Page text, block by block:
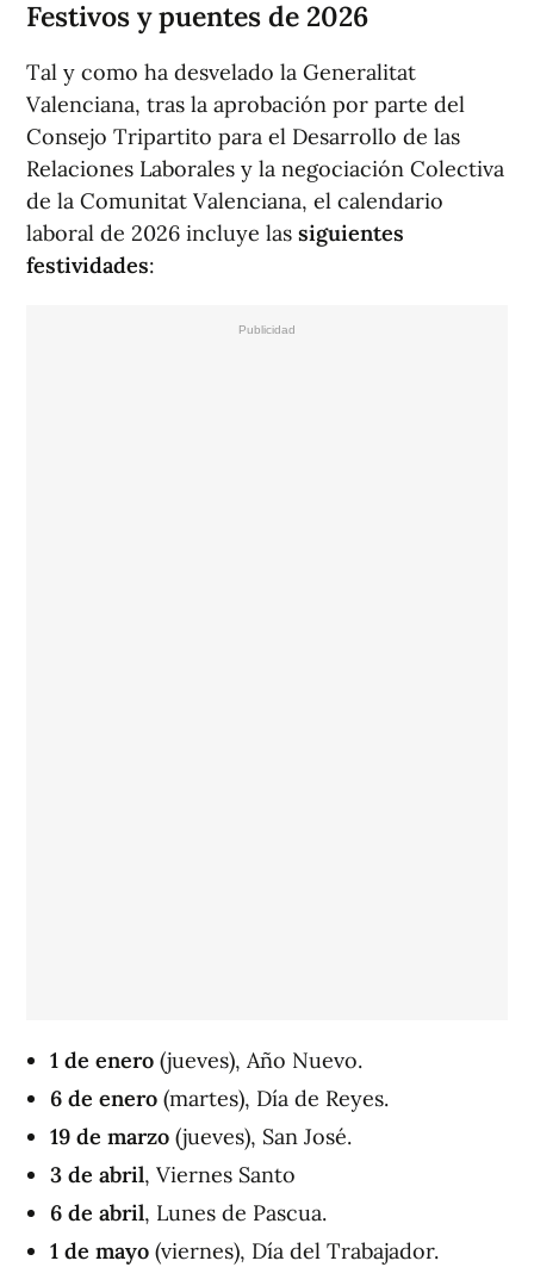
Festivos y puentes de 2026
Tal y como ha desvelado la Generalitat
Valenciana, tras la aprobación por parte del
Consejo Tripartito para el Desarrollo de las
Relaciones Laborales y la negociación Colectiva
de la Comunitat Valenciana, el calendario
laboral de 2026 incluye las siguientes
festividades:
1 de enero (jueves), Año Nuevo.
6 de enero (martes), Día de Reyes.
19 de marzo (jueves), San José.
3 de abril, Viernes Santo
6 de abril, Lunes de Pascua.
1 de mayo (viernes), Día del Trabajador.